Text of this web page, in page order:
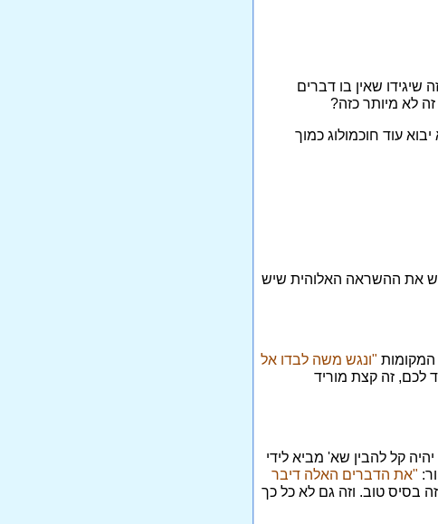
שאין בו דברים
לא מיותר כזה?
עוד חוכמולוג כמוך
את ההשראה האלוהית שיש
"ונגש משה לבדו אל
לכם, זה קצת מוריד
קל להבין שא' מביא לידי
"את הדברים האלה דיבר
בסיס טוב. וזה גם לא כל כך